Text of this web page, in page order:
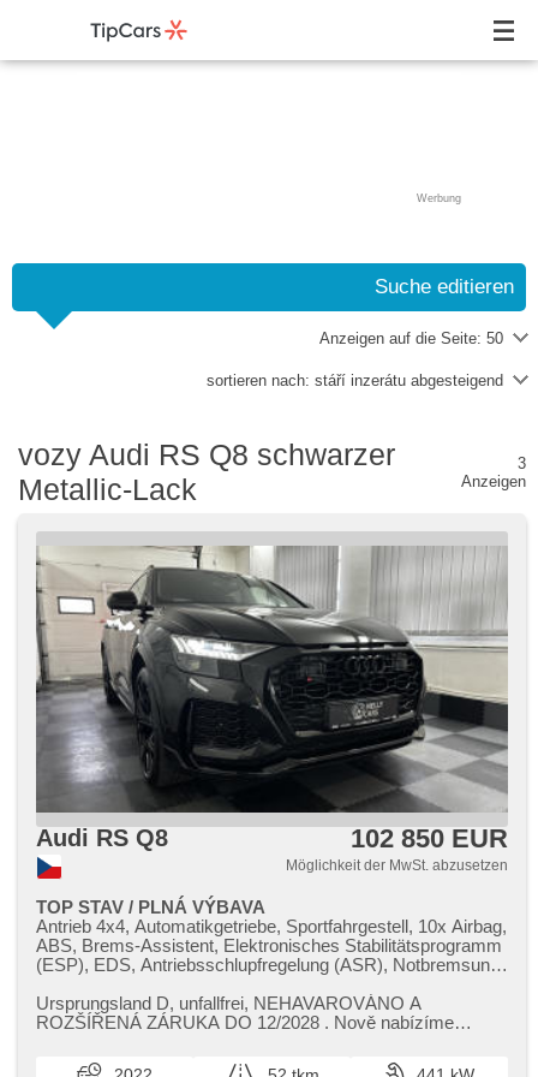
Werbung
Suche editieren
Anzeigen auf die Seite: 50
sortieren nach: stáří inzerátu abgesteigend
vozy Audi RS Q8 schwarzer
Metallic-Lack
3
Anzeigen
Audi RS Q8 102 850 EUR
Möglichkeit der MwSt. abzusetzen
TOP STAV / PLNÁ VÝBAVA
Antrieb 4x4, Automatikgetriebe, Sportfahrgestell, 10x Airbag,
ABS, Brems-Assistent, Elektronisches Stabilitätsprogramm
(ESP), EDS, Antriebsschlupfregelung (ASR), Notbremsung
rozjezdu do kopce (HSA), ukazatel rychlostního limitu
(SLIF), Uhr Spur, Blind Spot Anzeige, asistent jízdy v
Ermüdung des Fahrers, automatisch im Berg bremsen ,
Ursprungsland D,​ unfallfrei,​ NEHAVAROVÁNO A
ROZŠÍŘENÁ ZÁRUKA DO 12/2028 . Nově nabízíme